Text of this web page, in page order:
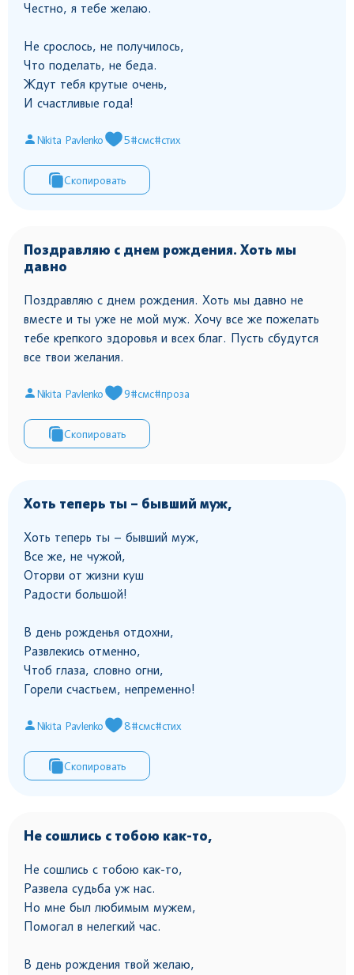
Честно, я тебе желаю.
Не срослось, не получилось,
Что поделать, не беда.
Ждут тебя крутые очень,
И счастливые года!
Nikita Pavlenko 5#смс#стих
Скопировать
Поздравляю с днем рождения. Хоть мы
давно
Поздравляю с днем рождения. Хоть мы давно не
вместе и ты уже не мой муж. Хочу все же пожелать
тебе крепкого здоровья и всех благ. Пусть сбудутся
все твои желания.
Nikita Pavlenko 9#смс#проза
Скопировать
Хоть теперь ты – бывший муж,
Хоть теперь ты – бывший муж,
Все же, не чужой,
Оторви от жизни куш
Радости большой!
В день рожденья отдохни,
Развлекись отменно,
Чтоб глаза, словно огни,
Горели счастьем, непременно!
Nikita Pavlenko 8#смс#стих
Скопировать
Не сошлись с тобою как-то,
Не сошлись с тобою как-то,
Развела судьба уж нас.
Но мне был любимым мужем,
Помогал в нелегкий час.
В день рождения твой желаю,